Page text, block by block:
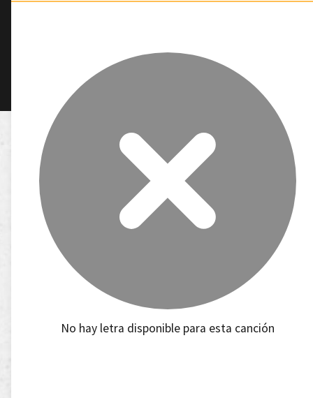
No hay letra disponible para esta canción